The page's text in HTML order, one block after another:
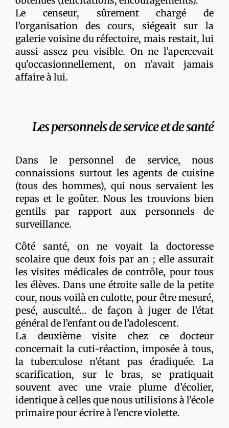
Le censeur, sûrement chargé de
l’organisation des cours, siégeait sur la
galerie voisine du réfectoire, mais restait, lui
aussi assez peu visible. On ne l’apercevait
qu’occasionnellement, on n’avait jamais
affaire à lui.
Les personnels de service et de santé
Dans le personnel de service, nous
connaissions surtout les agents de cuisine
(tous des hommes), qui nous servaient les
repas et le goûter. Nous les trouvions bien
gentils par rapport aux personnels de
surveillance.
Côté santé, on ne voyait la doctoresse
scolaire que deux fois par an ; elle assurait
les visites médicales de contrôle, pour tous
les élèves. Dans une étroite salle de la petite
cour, nous voilà en culotte, pour être mesuré,
pesé, ausculté… de façon à juger de l’état
général de l’enfant ou de l’adolescent.
La deuxième visite chez ce docteur
concernait la cuti-réaction, imposée à tous,
la tuberculose n’étant pas éradiquée. La
scarification, sur le bras, se pratiquait
souvent avec une vraie plume d’écolier,
identique à celles que nous utilisions à l’école
primaire pour écrire à l’encre violette.